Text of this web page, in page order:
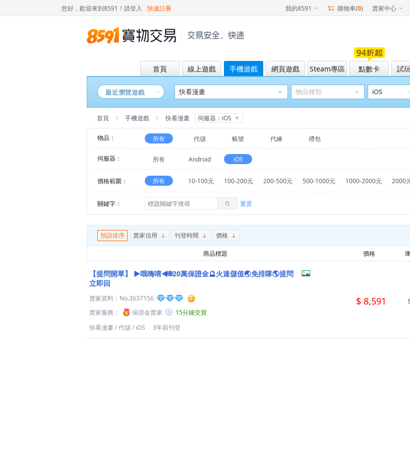
您好，歡迎來到8591！ 請登入 快速註冊 我的8591 購物車(0) 賣家中心
首頁 線上遊戲 手機遊戲 網頁遊戲 Steam專區 點數卡 試
最近瀏覽遊戲
首頁 手機遊戲 快看漫畫 伺服器：iOS
物品： 所有 代儲 帳號 代練 禮包
伺服器： 所有 Android iOS
價格範圍： 所有 10-100元 100-200元 200-500元 500-1000元 1000-2000元 2000
關鍵字： 重置
預設排序 賣家信用 刊登時間 價格
商品標題 價格
【提問開單】
►哦嗨唷◄🌐20萬保證金🔮火速儲值🌏免排隊🌎提問
立即回
賣家資料： No.3637156
賣家服務：
保證金賣家
15分鐘交貨
快看漫畫/代儲/ iOS 3年前刊登
$ 8,591